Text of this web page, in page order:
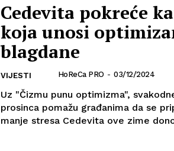
Cedevita pokreće
koja unosi
blagdane
VIJESTI HoReCa PRO - 03/12/2024
Uz "Čizmu punu optimizma",
prosinca pomažu građanima da se
manje stresa Cedevita ove